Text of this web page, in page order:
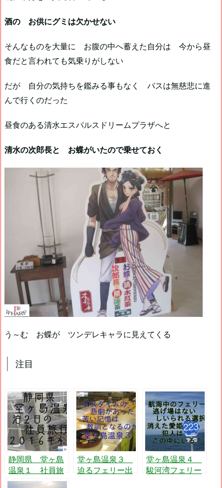
酒の お供にグミは欠かせない
そんなものを大量に お腹の中へ蓄えた自分は 今から昼
食だと言われても気乗りがしない
だが 自分の気持ちを鑑みる事もなく バスは無慈悲に進
んで行くのだった
昼食のある清水エスパルスドリームプラザへと
清水の次郎長と お蝶がいたので乗せておく
う～む お蝶が ツンデレキャラに見えてくる
注目
静岡県 堂ヶ島
温泉１ 社員旅
行のバスの中
堂ヶ島温泉３
迫るフェリー出
堂ヶ島温泉４
駿河湾フェリー